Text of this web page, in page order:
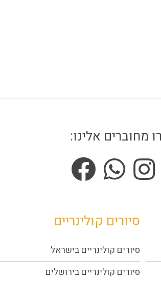
מחוברים אלינו:
סיורים קולינריים
סיורים קולינריים בישראל
סיורים קולינריים בירושלים